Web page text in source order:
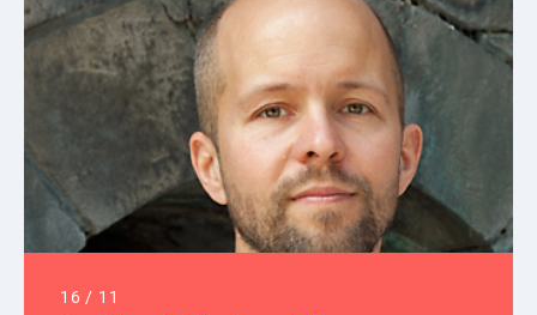
16 / 11